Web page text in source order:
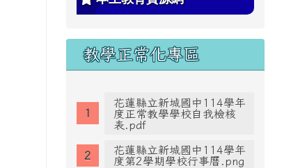
教學正常化專區
花蓮縣立新城國中114學年
度正常教學學校自我檢核
表.pdf
花蓮縣立新城國中114學年
度第2學期學校行事曆.png